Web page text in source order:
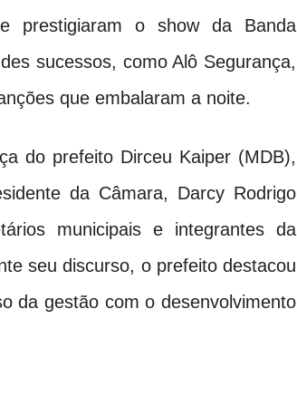
prestigiaram o show da Banda
sucessos, como Alô Segurança,
que embalaram a noite.
do prefeito Dirceu Kaiper (MDB),
da Câmara, Darcy Rodrigo
municipais e integrantes da
seu discurso, o prefeito destacou
da gestão com o desenvolvimento